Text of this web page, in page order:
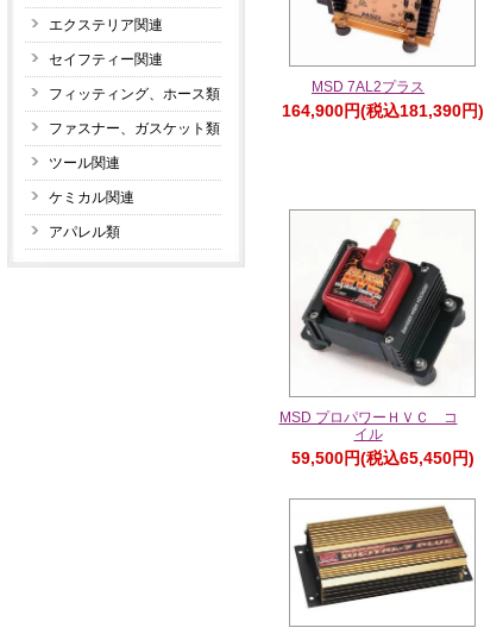
エクステリア関連
セイフティー関連
フィッティング、ホース類
ファスナー、ガスケット類
ツール関連
ケミカル関連
アパレル類
MSD 7AL2プラス
164,900円(税込181,390円)
MSD プロパワーＨＶＣ コ
イル
59,500円(税込65,450円)